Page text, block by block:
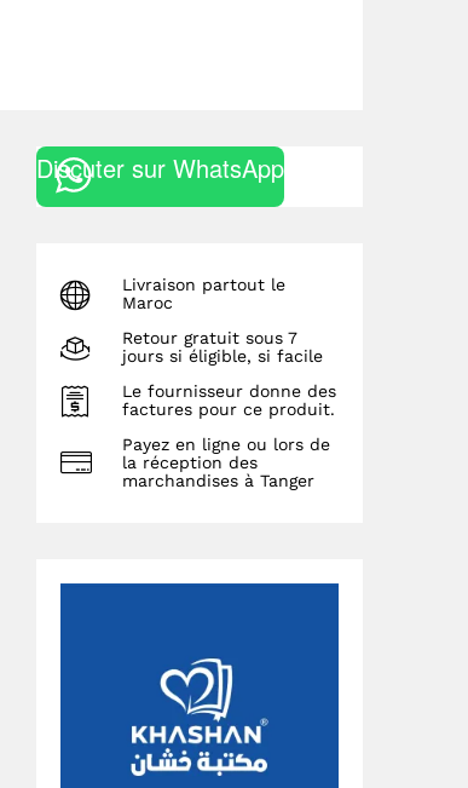
Discuter sur WhatsApp
Livraison partout le
Maroc
Retour gratuit sous 7
jours si éligible, si facile
Le fournisseur donne des
factures pour ce produit.
Payez en ligne ou lors de
la réception des
marchandises à Tanger